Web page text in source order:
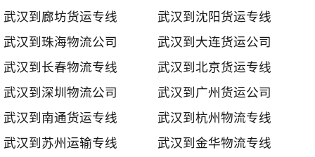
武汉到廊坊货运专线
武汉到沈阳货运专线
武汉到珠海物流公司
武汉到大连货运公司
武汉到长春物流专线
武汉到北京货运专线
武汉到深圳物流公司
武汉到广州货运公司
武汉到南通货运专线
武汉到杭州物流专线
武汉到苏州运输专线
武汉到金华物流专线